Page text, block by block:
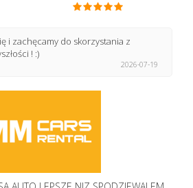
i zachęcamy do skorzystania z
! :)
2026-07-19